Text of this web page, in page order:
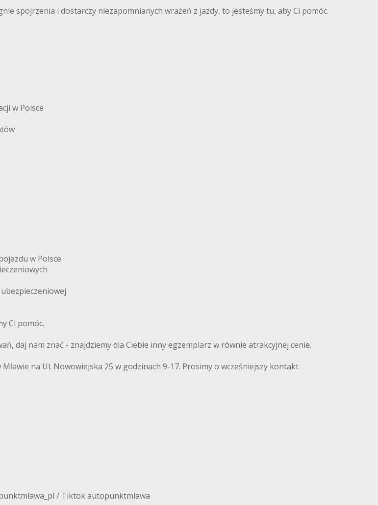
spojrzenia i dostarczy niezapomnianych wrażeń z jazdy, to jesteśmy tu, aby Ci pomóc.
w Polsce
w Polsce
Ci pomóc.
daj nam znać - znajdziemy dla Ciebie inny egzemplarz w równie atrakcyjnej cenie.
na Ul. Nowowiejska 25 w godzinach 9-17. Prosimy o wcześniejszy kontakt
/ Tiktok autopunktmlawa